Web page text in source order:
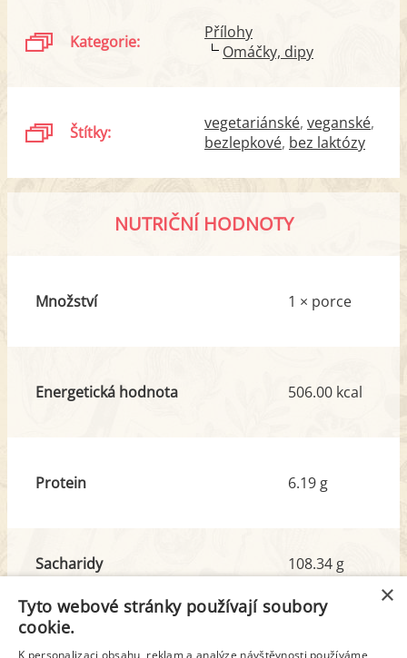
Kategorie:
Přílohy
Omáčky, dipy
Štítky: vegetariánské veganské
bezlepkové bez laktózy
NUTRIČNÍ HODNOTY
Množství 1 × porce
Energetická hodnota 506.00 kcal
Protein 6.19 g
Sacharidy
108.34 g
×
Tyto webové stránky používají soubory
cookie.
K personalizaci obsahu, reklam a analýze návštěvnosti používáme